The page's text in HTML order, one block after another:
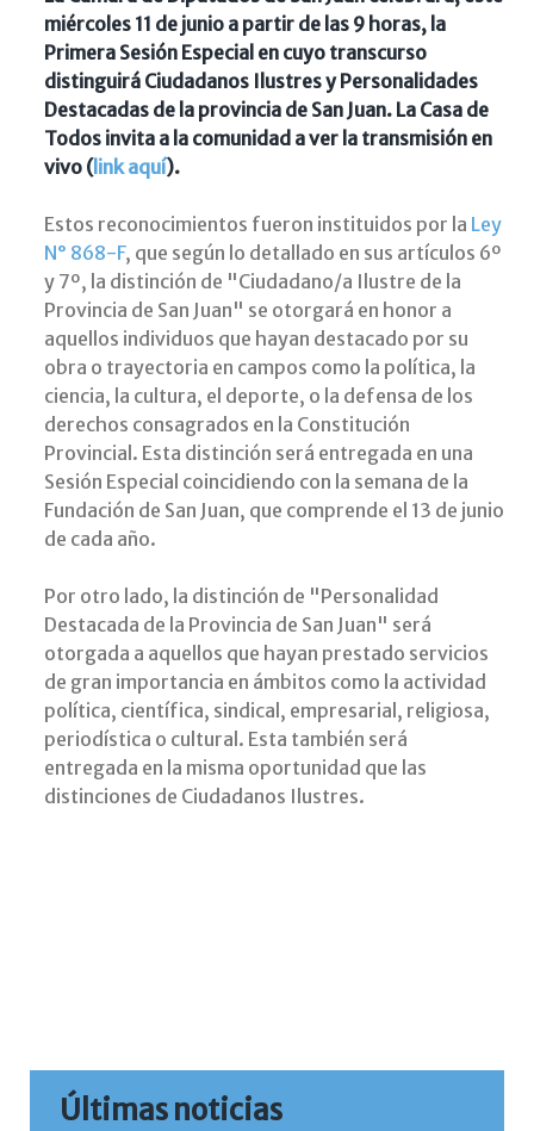
miércoles 11 de junio a partir de las 9 horas, la
Primera Sesión Especial en cuyo transcurso
distinguirá Ciudadanos Ilustres y Personalidades
Destacadas de la provincia de San Juan. La Casa de
Todos invita a la comunidad a ver la transmisión en
vivo (link aquí).
Estos reconocimientos fueron instituidos por la Ley
N° 868-F, que según lo detallado en sus artículos 6º
y 7º, la distinción de "Ciudadano/a Ilustre de la
Provincia de San Juan" se otorgará en honor a
aquellos individuos que hayan destacado por su
obra o trayectoria en campos como la política, la
ciencia, la cultura, el deporte, o la defensa de los
derechos consagrados en la Constitución
Provincial. Esta distinción será entregada en una
Sesión Especial coincidiendo con la semana de la
Fundación de San Juan, que comprende el 13 de junio
de cada año.
Por otro lado, la distinción de "Personalidad
Destacada de la Provincia de San Juan" será
otorgada a aquellos que hayan prestado servicios
de gran importancia en ámbitos como la actividad
política, científica, sindical, empresarial, religiosa,
periodística o cultural. Esta también será
entregada en la misma oportunidad que las
distinciones de Ciudadanos Ilustres.
Últimas noticias